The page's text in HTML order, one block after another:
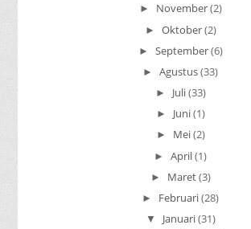
► November(2)
► Oktober(2)
► September(6)
► Agustus(33)
► Juli(33)
► Juni(1)
► Mei(2)
► April(1)
► Maret(3)
► Februari(28)
▼ Januari(31)